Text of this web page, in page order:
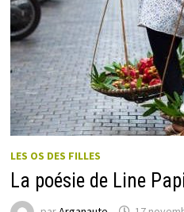
LES OS DES FILLES
La poésie de Line